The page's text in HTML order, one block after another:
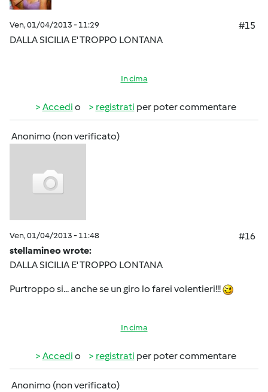
Ven, 01/04/2013 - 11:29
#15
DALLA SICILIA E' TROPPO LONTANA
In cima
Accedi o registrati per poter commentare
Anonimo (non verificato)
Ven, 01/04/2013 - 11:48
#16
stellamineo wrote:
DALLA SICILIA E' TROPPO LONTANA
Purtroppo si... anche se un giro lo farei volentieri!!!
In cima
Accedi o registrati per poter commentare
Anonimo (non verificato)